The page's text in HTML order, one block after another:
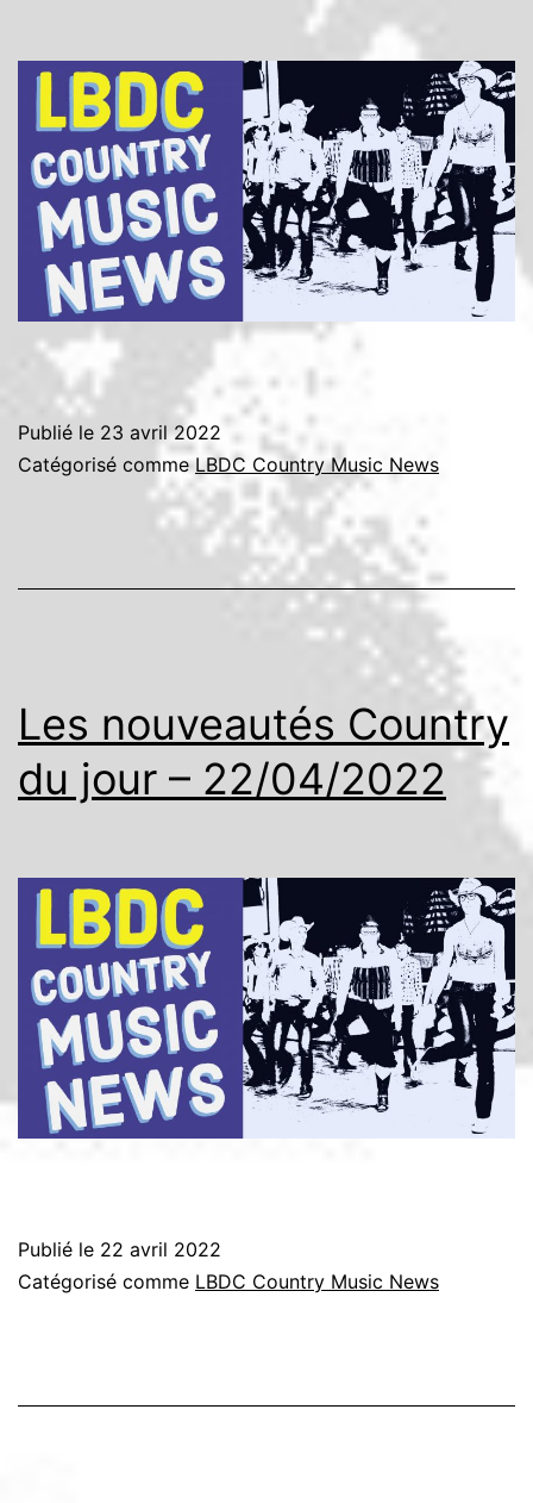
Publié le 23 avril 2022
Catégorisé commeLBDC Country Music News
Les nouveautés Country
du jour – 22/04/2022
Publié le 22 avril 2022
Catégorisé comme LBDC Country Music News